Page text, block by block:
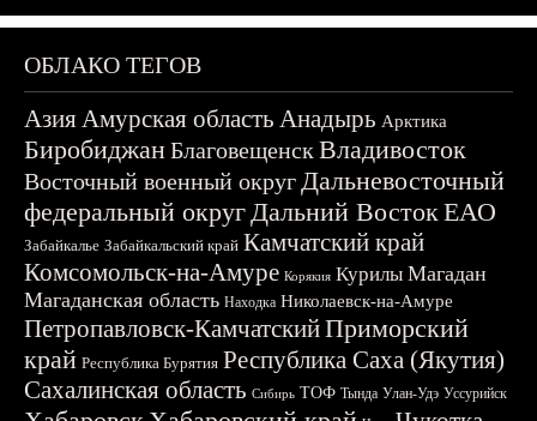
ОБЛАКО ТЕГОВ
АзияАмурская область Анадырь Арктика
БиробиджанБлаговещенскВладивосток
Восточный военный округДальневосточный
федеральный округДальний ВостокЕАО
Забайкалье Забайкальский край Камчатский край
Комсомольск-на-Амуре Корякия Курилы Магадан
Магаданская область Находка Николаевск-на-Амуре
Петропавловск-КамчатскийПриморский
край Республика Бурятия Республика Саха (Якутия)
Сахалинская область Сибирь ТОФ Тында Улан-Удэ Уссурийск